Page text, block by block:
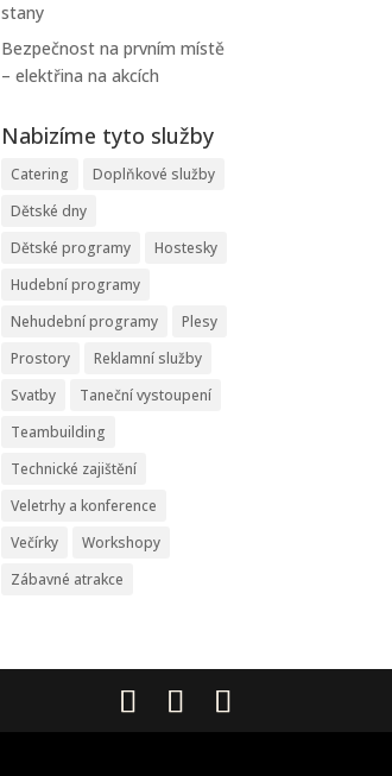
stany
Bezpečnost na prvním místě
– elektřina na akcích
Nabizíme tyto služby
Catering
Doplňkové služby
Dětské dny
Dětské programy
Hostesky
Hudební programy
Nehudební programy
Plesy
Prostory
Reklamní služby
Svatby
Taneční vystoupení
Teambuilding
Technické zajištění
Veletrhy a konference
Večírky
Workshopy
Zábavné atrakce